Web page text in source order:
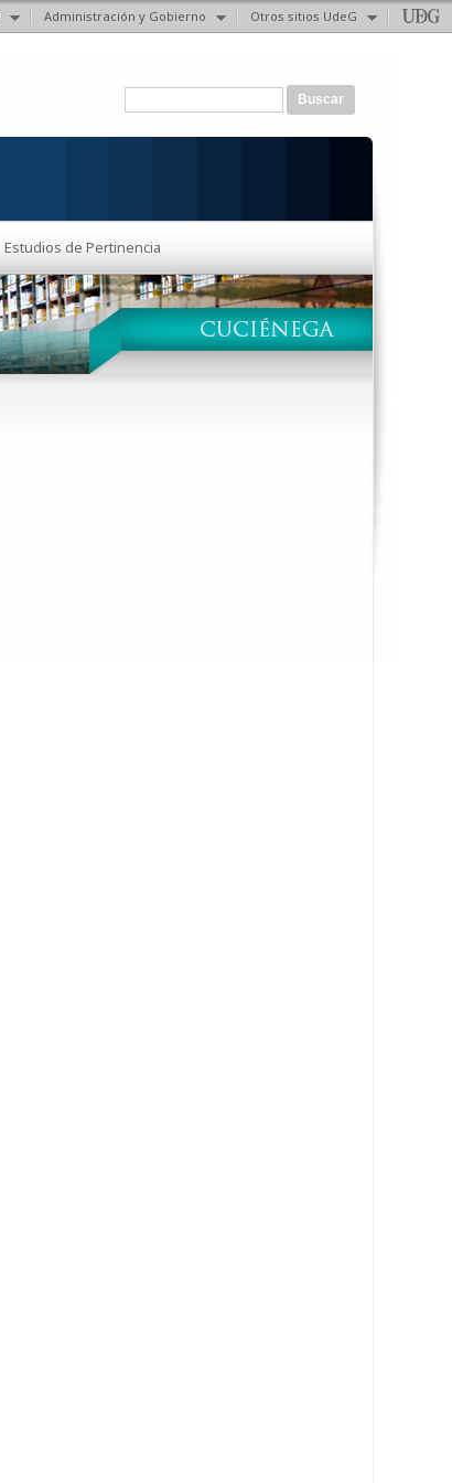
Administración y Gobierno Otros sitios UdeG
Formulario de búsqueda
Estudios de Pertinencia